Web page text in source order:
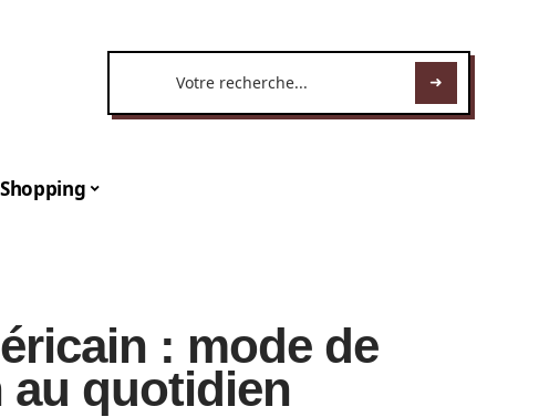
Shopping
: mode de
au quotidien